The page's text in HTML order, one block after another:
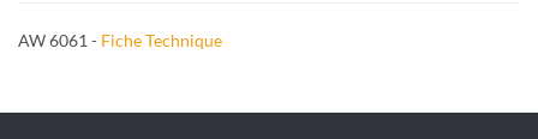
AW 6061 - Fiche Technique